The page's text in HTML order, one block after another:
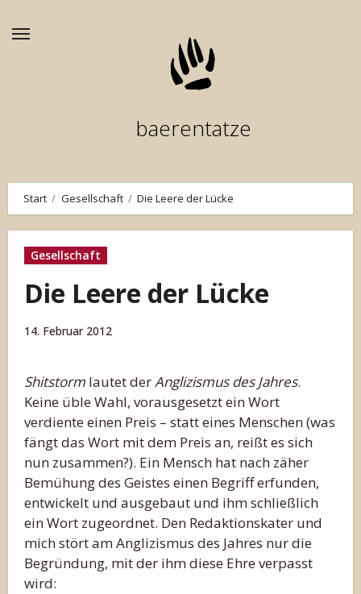
Inhalt
baerentatze
Start Gesellschaft Die Leere der Lücke
Gesellschaft
Die Leere der Lücke
14. Februar 2012
Shitstormlautet derAnglizismus des Jahres.
Keine üble Wahl, vorausgesetzt ein Wort
verdiente einen Preis – statt eines Menschen (was
fängt das Wort mit dem Preis an, reißt es sich
nun zusammen?). Ein Mensch hat nach zäher
Bemühung des Geistes einen Begriff erfunden,
entwickelt und ausgebaut und ihm schließlich
ein Wort zugeordnet. Den Redaktionskater und
mich stört am Anglizismus des Jahres nur die
Begründung, mit der ihm diese Ehre verpasst
wird: